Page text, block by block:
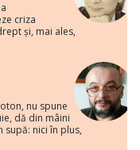
criza
și, mai ales,
nu spune
dă din mâini
supă: nici în plus,